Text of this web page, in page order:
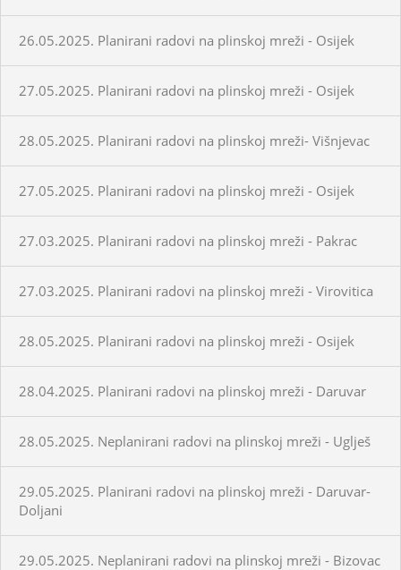
26.05.2025. Planirani radovi na plinskoj mreži - Osijek
27.05.2025. Planirani radovi na plinskoj mreži - Osijek
28.05.2025. Planirani radovi na plinskoj mreži- Višnjevac
27.05.2025. Planirani radovi na plinskoj mreži - Osijek
27.03.2025. Planirani radovi na plinskoj mreži - Pakrac
27.03.2025. Planirani radovi na plinskoj mreži - Virovitica
28.05.2025. Planirani radovi na plinskoj mreži - Osijek
28.04.2025. Planirani radovi na plinskoj mreži - Daruvar
28.05.2025. Neplanirani radovi na plinskoj mreži - Uglješ
29.05.2025. Planirani radovi na plinskoj mreži - Daruvar-
Doljani
29.05.2025. Neplanirani radovi na plinskoj mreži - Bizovac